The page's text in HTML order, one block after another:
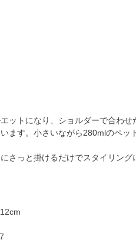
ットになり、ショルダーで合わ
ます。小さいながら280mlのペ
さっと掛けるだけでスタイリン